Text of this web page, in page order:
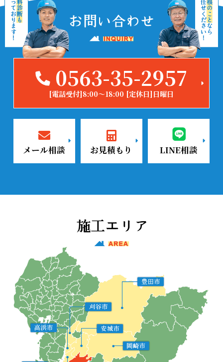
0563-35-2957
[電話受付]8:00～18:00 [定休日]日曜日
メール相談 お見積もり LINE相談